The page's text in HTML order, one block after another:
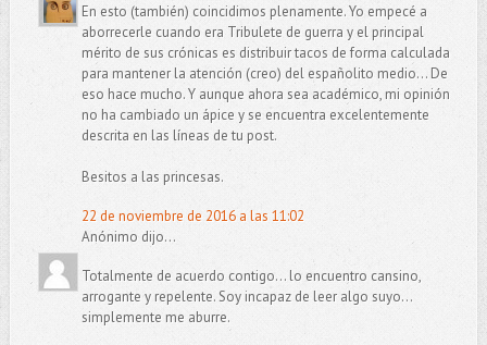
En esto (también) coincidimos plenamente. Yo empecé a
aborrecerle cuando era Tribulete de guerra y el principal
mérito de sus crónicas es distribuir tacos de forma calculada
para mantener la atención (creo) del españolito medio... De
eso hace mucho. Y aunque ahora sea académico, mi opinión
no ha cambiado un ápice y se encuentra excelentemente
descrita en las líneas de tu post.
Besitos a las princesas.
22 de noviembre de 2016 a las 11:02
Anónimo dijo...
Totalmente de acuerdo contigo... lo encuentro cansino,
arrogante y repelente. Soy incapaz de leer algo suyo...
simplemente me aburre.